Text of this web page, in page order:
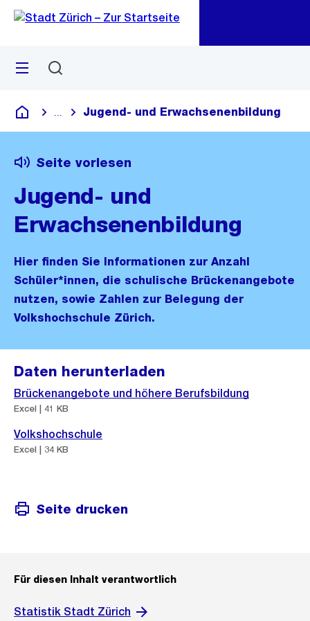
Navigation
Sprunglink
Menü
Deutsch
Blende alle Breadcrumbs ein
Jugend- und Erwachsenenbildung
Seite vorlesen
Jugend- und
Erwachsenenbildung
Hier finden Sie Informationen zur Anzahl
Schüler*innen, die schulische Brückenangebote
nutzen, sowie Zahlen zur Belegung der
Volkshochschule Zürich.
Daten herunterladen
Brückenangebote und höhere Berufsbildung
Excel | 41 KB
Volkshochschule
Excel | 34 KB
Seite drucken
Für diesen Inhalt verantwortlich
Statistik Stadt Zürich